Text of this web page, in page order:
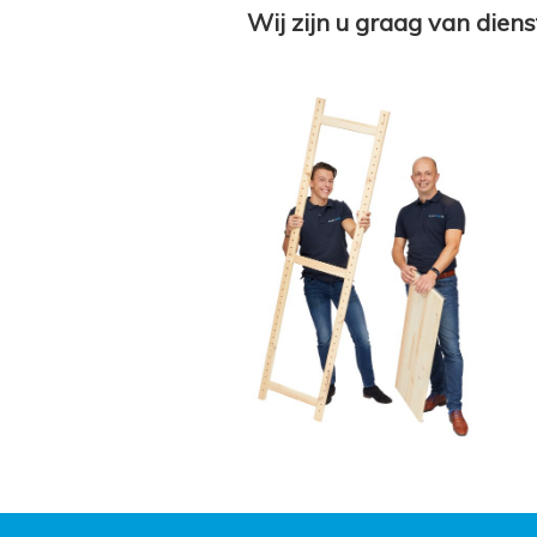
Wij zijn u graag van